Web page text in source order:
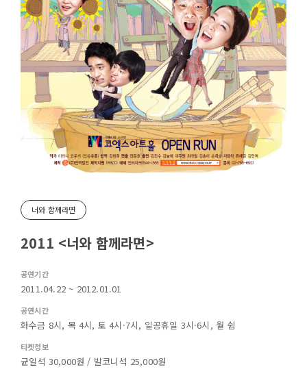
너와 함께라면
2011 <너와 함께라면>
공연기간
2011.04.22 ~ 2012.01.01
공연시간
화수금 8시, 목 4시, 토 4시·7시, 일공휴일 3시·6시, 월 쉼
티켓정보
균일석 30,000원 / 발코니석 25,000원